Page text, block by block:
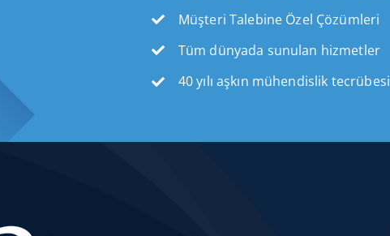
Müşteri Talebine Özel Çözümleri
Tüm dünyada sunulan hizmetler
40 yılı aşkın mühendislik tecrübesi